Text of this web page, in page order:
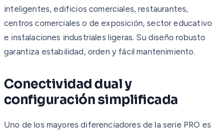
inteligentes, edificios comerciales, restaurantes,
centros comerciales o de exposición, sector educativo
e instalaciones industriales ligeras. Su diseño robusto
garantiza estabilidad, orden y fácil mantenimiento.
Conectividad dual y
configuración simplificada
Uno de los mayores diferenciadores de la serie PRO es